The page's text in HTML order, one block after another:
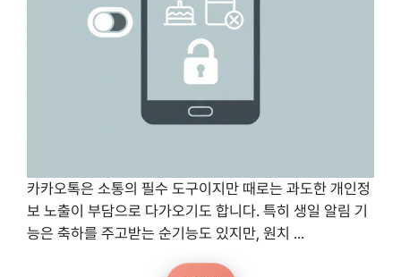
카카오톡은 소통의 필수 도구이지만 때로는 과도한 개인정
보 노출이 부담으로 다가오기도 합니다. 특히 생일 알림 기
능은 축하를 주고받는 순기능도 있지만, 원치 ...